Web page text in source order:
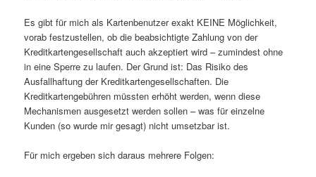
Es gibt für mich als Kartenbenutzer exakt KEINE Möglichkeit,
vorab festzustellen, ob die beabsichtigte Zahlung von der
Kreditkartengesellschaft auch akzeptiert wird – zumindest ohne
in eine Sperre zu laufen. Der Grund ist: Das Risiko des
Ausfallhaftung der Kreditkartengesellschaften. Die
Kreditkartengebühren müssten erhöht werden, wenn diese
Mechanismen ausgesetzt werden sollen – was für einzelne
Kunden (so wurde mir gesagt) nicht umsetzbar ist.
Für mich ergeben sich daraus mehrere Folgen: